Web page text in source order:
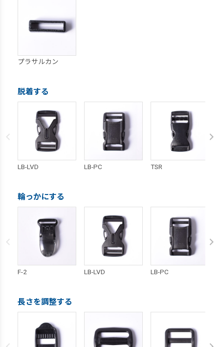
プラサルカン
脱着する
LB-LVD LB-PC TSR
輪っかにする
F-2 LB-LVD LB-PC
長さを調整する